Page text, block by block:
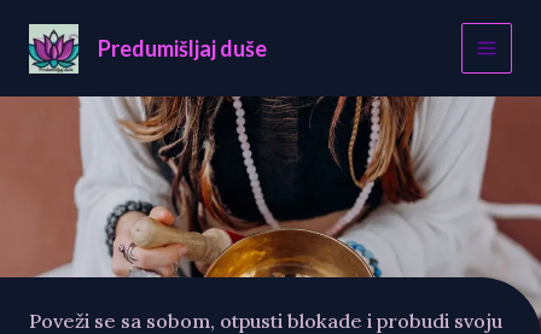
content
Predumišljaj duše
Poveži se sa sobom, otpusti blokade i probudi svoju